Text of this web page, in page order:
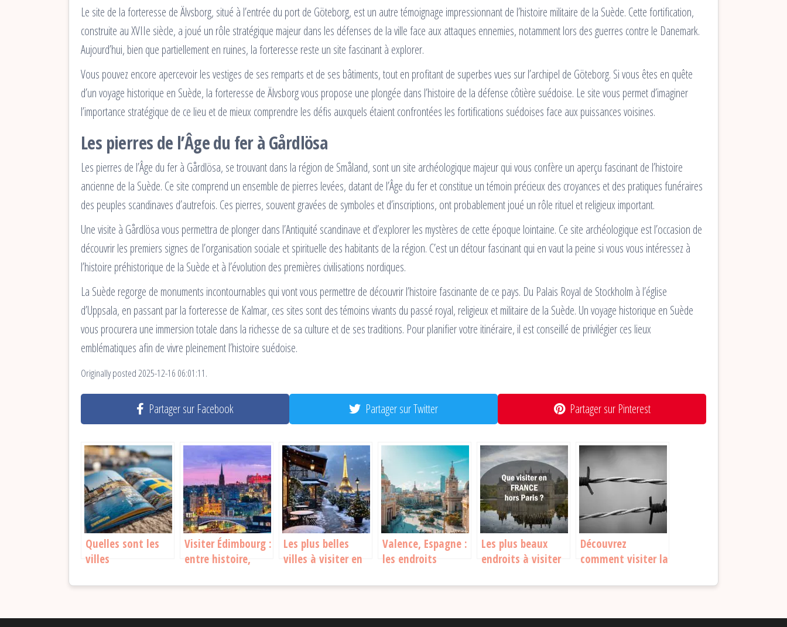
Le site de la forteresse de Älvsborg, situé à l’entrée du port de Göteborg, est un autre témoignage impressionnant de l’histoire militaire de la Suède. Cette fortification,
construite au XVIIe siècle, a joué un rôle stratégique majeur dans les défenses de la ville face aux attaques ennemies, notamment lors des guerres contre le Danemark.
Aujourd’hui, bien que partiellement en ruines, la forteresse reste un site fascinant à explorer.
Vous pouvez encore apercevoir les vestiges de ses remparts et de ses bâtiments, tout en profitant de superbes vues sur l’archipel de Göteborg. Si vous êtes en quête
d’un voyage historique en Suède, la forteresse de Älvsborg vous propose une plongée dans l’histoire de la défense côtière suédoise. Le site vous permet d’imaginer
l’importance stratégique de ce lieu et de mieux comprendre les défis auxquels étaient confrontées les fortifications suédoises face aux puissances voisines.
Les pierres de l’Âge du fer à Gårdlösa
Les pierres de l’Âge du fer à Gårdlösa, se trouvant dans la région de Småland, sont un site archéologique majeur qui vous confère un aperçu fascinant de l’histoire
ancienne de la Suède. Ce site comprend un ensemble de pierres levées, datant de l’Âge du fer et constitue un témoin précieux des croyances et des pratiques funéraires
des peuples scandinaves d’autrefois. Ces pierres, souvent gravées de symboles et d’inscriptions, ont probablement joué un rôle rituel et religieux important.
Une visite à Gårdlösa vous permettra de plonger dans l’Antiquité scandinave et d’explorer les mystères de cette époque lointaine. Ce site archéologique est l’occasion de
découvrir les premiers signes de l’organisation sociale et spirituelle des habitants de la région. C’est un détour fascinant qui en vaut la peine si vous vous intéressez à
l’histoire préhistorique de la Suède et à l’évolution des premières civilisations nordiques.
La Suède regorge de monuments incontournables qui vont vous permettre de découvrir l’histoire fascinante de ce pays. Du Palais Royal de Stockholm à l’église
d’Uppsala, en passant par la forteresse de Kalmar, ces sites sont des témoins vivants du passé royal, religieux et militaire de la Suède. Un voyage historique en Suède
vous procurera une immersion totale dans la richesse de sa culture et de ses traditions. Pour planifier votre itinéraire, il est conseillé de privilégier ces lieux
emblématiques afin de vivre pleinement l’histoire suédoise.
Originally posted 2025-12-16 06:01:11.
Partager sur Facebook Partager sur Twitter Partager sur Pinterest
Quelles sont les
villes
découvrir en Suède
Visiter Édimbourg :
entre histoire,
incontournables
Les plus belles
villes à visiter en
Valence, Espagne :
les endroits
visiter
Les plus beaux
endroits à visiter
dehors de Paris
Découvrez
comment visiter la
d’Alcatraz